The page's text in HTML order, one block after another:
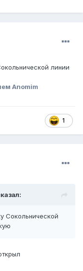
линии
Anomim
1
Сокольнической